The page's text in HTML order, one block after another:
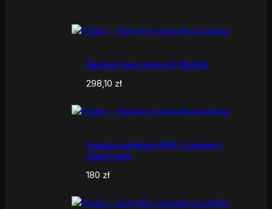
Backup bazy danych MySQL
298,10 zł
Hosting aplikacji PHP / Laravel /
StarFrame
180 zł